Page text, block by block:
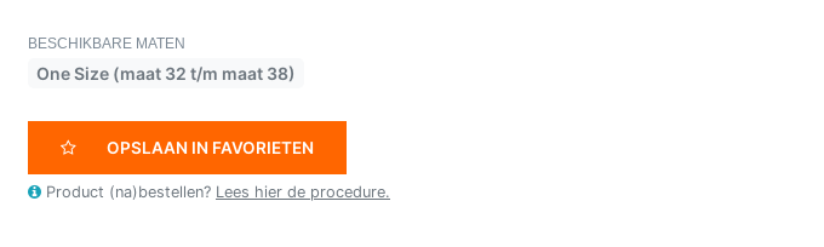
BESCHIKBARE MATEN
One Size (maat 32 t/m maat 38)
OPSLAAN IN FAVORIETEN
Product (na)bestellen? Lees hier de procedure.